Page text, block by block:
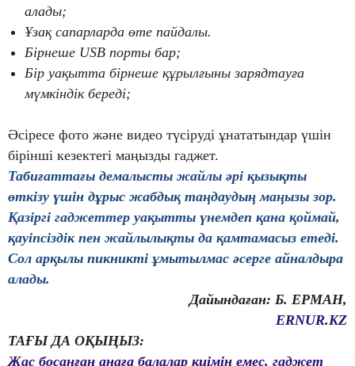
алады;
Ұзақ сапарларда өте пайдалы.
Бірнеше USB порты бар;
Бір уақытта бірнеше құрылғыны зарядтауға
мүмкіндік береді;
Әсіресе фото және видео түсіруді ұнататындар үшін
бірінші кезектегі маңызды гаджет.
Табиғаттағы демалысты жайлы әрі қызықты
өткізу үшін дұрыс жабдық таңдаудың маңызы зор.
Қазіргі гаджеттер уақытты үнемдеп қана қоймай,
қауіпсіздік пен жайлылықты да қамтамасыз етеді.
Сол арқылы пикникті ұмытылмас әсерге айналдыра
алады.
Дайындаған: Б. ЕРМАН,
ERNUR.KZ
ТАҒЫ ДА ОҚЫҢЫЗ:
Жас босанған анаға балалар киімін емес, гаджет